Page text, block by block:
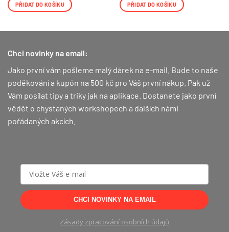
PŘIDAT DO KOŠÍKU PŘIDAT DO KOŠÍKU
Chci novinky na email:
Jako první vám pošleme malý dárek na e-mail. Bude to naše
poděkování a kupón na 500 kč pro Váš první nákup. Pak už
Vám posílat tipy a triky jak na aplikace. Dostanete jako první
vědět o chystaných workshopech a dalších námi
pořádaných akcích.
CHCI NOVINKY NA EMAIL
Zásady zpracování osobních údajů